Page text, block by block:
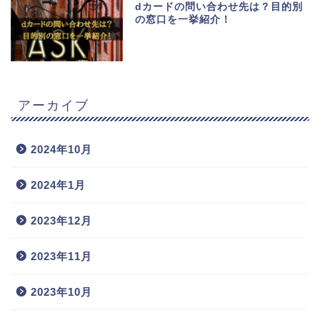
dカードの問い合わせ先は？目的別
の窓口を一挙紹介！
アーカイブ
2024年10月
2024年1月
2023年12月
2023年11月
2023年10月